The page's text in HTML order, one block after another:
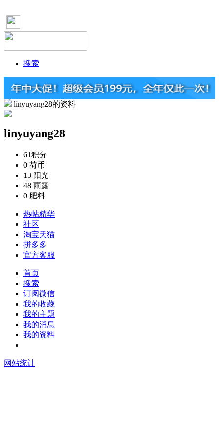
搜索
linyuyang28的资料
linyuyang28
61积分
0 荷币
13 阳光
48 雨露
0 肥料
热帖精华
社区
淘宝天猫
拼多多
官方客服
首页
搜索
订阅微信
我的收藏
我的主题
我的消息
我的资料
网站统计